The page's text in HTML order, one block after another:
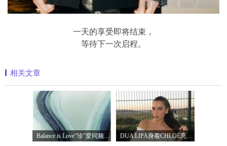
一天的享受即将结束，
等待下一次启程。
相关文章
Balance is Love“珍”爱同频 耀启七夕 TASA DUA LIPA身着CHLOÉ亮相 2026 SUNNY HILL 音乐节